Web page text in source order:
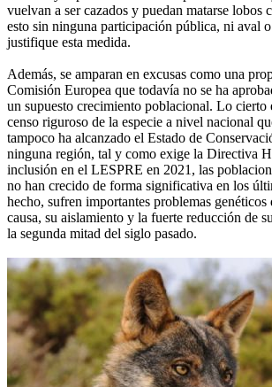
vuelvan a ser cazados y puedan matarse lobos
esto sin ninguna participación pública, ni aval
justifique esta medida.
Además, se amparan en excusas como una
Comisión Europea que todavía no se ha
un supuesto crecimiento poblacional. Lo cierto
censo riguroso de la especie a nivel nacional
tampoco ha alcanzado el Estado de
ninguna región, tal y como exige la Directiva
inclusión en el LESPRE en 2021, las
no han crecido de forma significativa en los
hecho, sufren importantes problemas genéticos
causa, su aislamiento y la fuerte reducción de
la segunda mitad del siglo pasado.